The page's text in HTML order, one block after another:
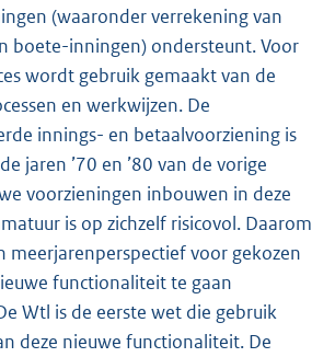
(waaronder verrekening van
boete-inningen) ondersteunt. Voor
wordt gebruik gemaakt van de
en werkwijzen. De
innings- en betaalvoorziening is
jaren ’70 en ’80 van de vorige
voorzieningen inbouwen in deze
is op zichzelf risicovol. Daarom
meerjarenperspectief voor gekozen
functionaliteit te gaan
Wtl is de eerste wet die gebruik
deze nieuwe functionaliteit. De